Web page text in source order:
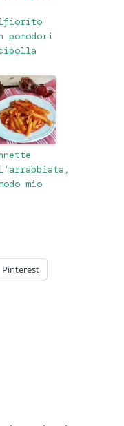
pomodori
mio
Pinterest